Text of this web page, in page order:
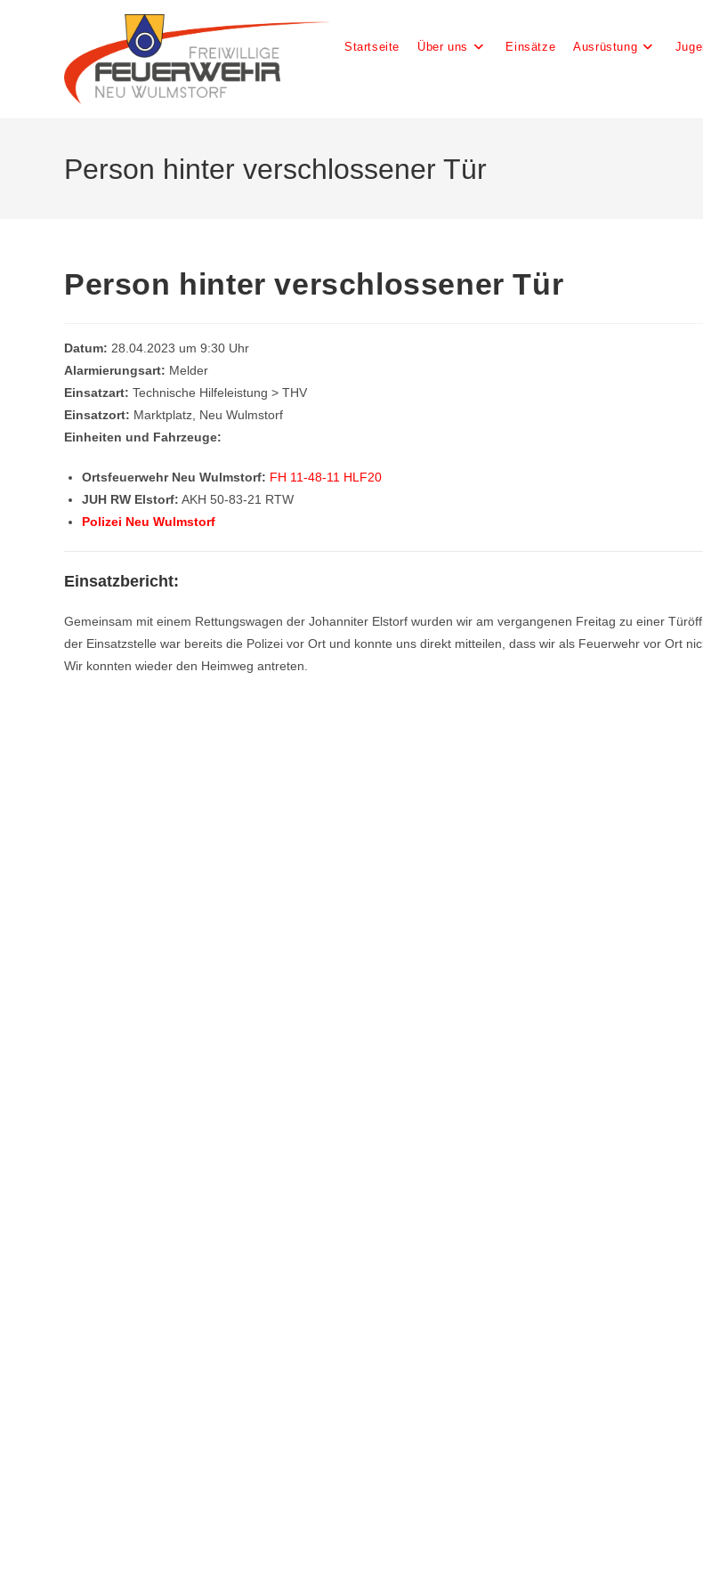
Startseite Über uns Einsätze Ausrüstung
Person hinter verschlossener Tür
Person hinter verschlossener Tür
Datum: 28.04.2023 um 9:30 Uhr
Alarmierungsart: Melder
Einsatzart: Technische Hilfeleistung > THV
Einsatzort: Marktplatz, Neu Wulmstorf
Einheiten und Fahrzeuge:
Ortsfeuerwehr Neu Wulmstorf: FH 11-48-11 HLF20
JUH RW Elstorf: AKH 50-83-21 RTW
Polizei Neu Wulmstorf
Einsatzbericht:
Gemeinsam mit einem Rettungswagen der Johanniter Elstorf wurden wir am vergangenen Freitag zu einer
der Einsatzstelle war bereits die Polizei vor Ort und konnte uns direkt mitteilen, dass wir als Feuerwehr vor Ort
Wir konnten wieder den Heimweg antreten.